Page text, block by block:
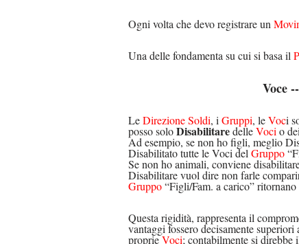
Ogni volta che devo registrare un
Una delle fondamenta su cui si basa il
Voce
LeDirezione Soldi, i Gruppi, leVoci
posso soloDisabilitaredelleVoci o dei
Ad esempio, se non ho figli, meglio
Disabilitato tutte le Voci del Gruppo
Se non ho animali, conviene
Disabilitare vuol dire non farle
Gruppo“Figli/Fam. a carico”
Questa rigidità, rappresenta il
vantaggi fossero decisamente
proprieVoci; contabilmente si